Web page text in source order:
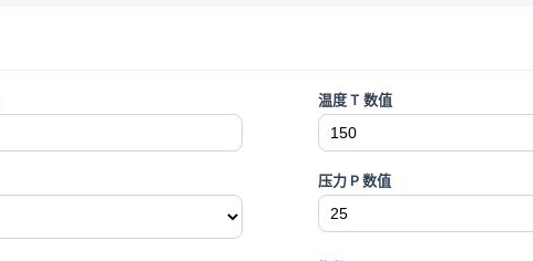
温度 T 数值
压力 P 数值